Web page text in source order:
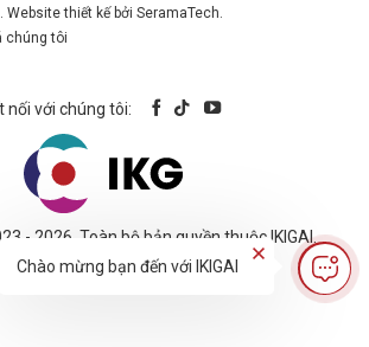
. Website thiết kế bởi SeramaTech.
chúng tôi
nối với chúng tôi:
- 2026. Toàn bộ bản quyền thuộc IKIGAI.
Chào mừng bạn đến với IKIGAI